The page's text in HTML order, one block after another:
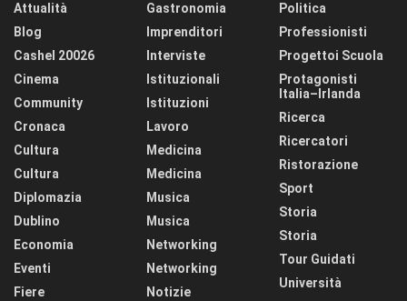
Attualità
Blog
Cashel 20026
Cinema
Community
Cronaca
Cultura
Cultura
Diplomazia
Dublino
Economia
Eventi
Fiere
Gastronomia
Imprenditori
Interviste
Istituzionali
Istituzioni
Lavoro
Medicina
Medicina
Musica
Musica
Networking
Networking
Notizie
Politica
Professionisti
Progettoi Scuola
Protagonisti
Italia–Irlanda
Ricerca
Ricercatori
Ristorazione
Sport
Storia
Storia
Tour Guidati
Università